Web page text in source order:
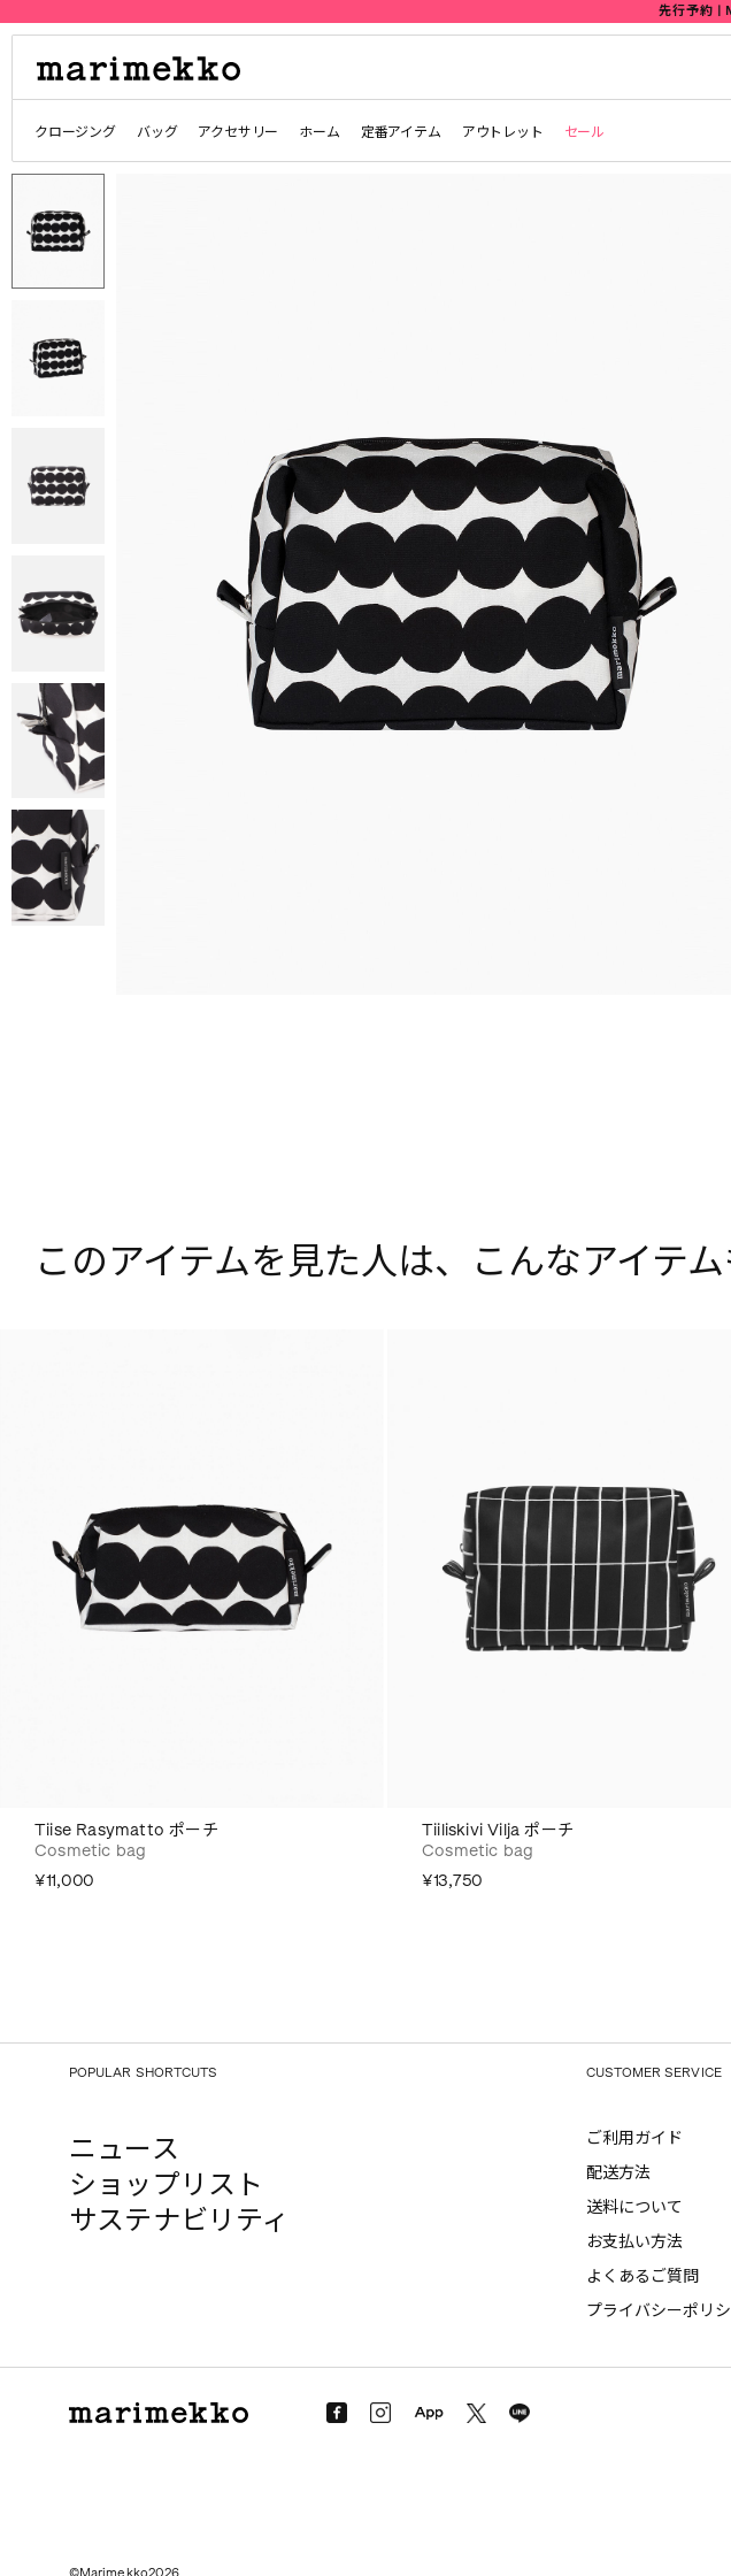
先行予約
クロージング バッグ アクセサリー ホーム 定番アイテム アウトレット セール
このアイテムを見た人は、 こんなアイテ
Tiise Rasymatto ポーチ
Cosmetic bag
¥11,000
Tiiliskivi Vilja ポーチ
Cosmetic bag
¥13,750
POPULAR SHORTCUTS
ニュース
ショップリスト
サステナビリティ
CUSTOMER SERVICE
ご利用ガイド
配送方法
送料について
お支払い方法
よくあるご質問
プライバシーポリ